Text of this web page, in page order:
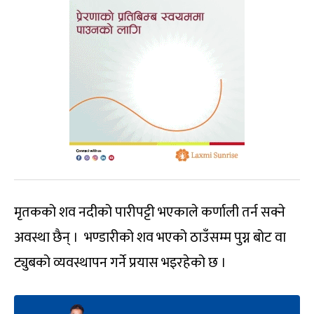
मृतकको शव नदीको पारीपट्टी भएकाले कर्णाली तर्न सक्ने
अवस्था छैन् । भण्डारीको शव भएको ठाउँसम्म पुग्न बोट वा
ट्युबको व्यवस्थापन गर्ने प्रयास भइरहेको छ ।